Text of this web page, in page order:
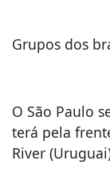
Grupos dos
O São Paulo
terá pela
River